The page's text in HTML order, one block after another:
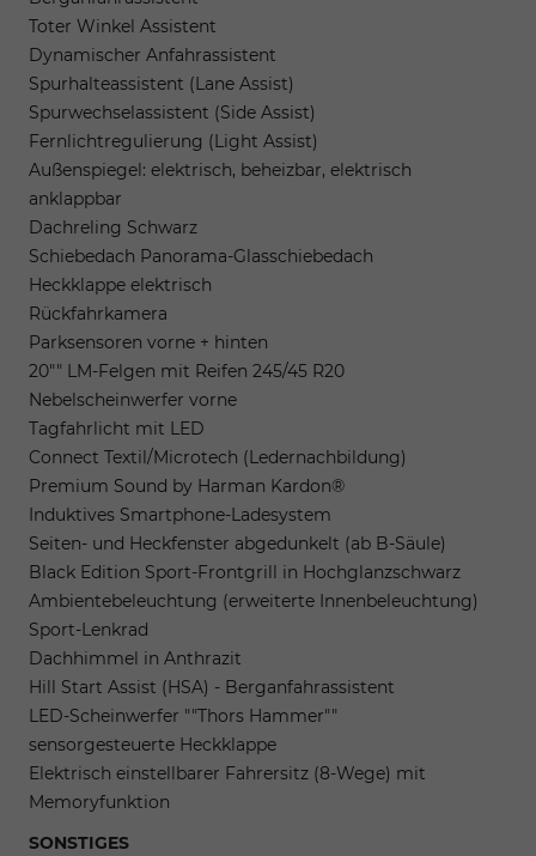
Toter Winkel Assistent
Dynamischer Anfahrassistent
Spurhalteassistent (Lane Assist)
Spurwechselassistent (Side Assist)
Fernlichtregulierung (Light Assist)
Außenspiegel: elektrisch, beheizbar, elektrisch
anklappbar
Dachreling Schwarz
Schiebedach Panorama-Glasschiebedach
Heckklappe elektrisch
Rückfahrkamera
Parksensoren vorne + hinten
20"" LM-Felgen mit Reifen 245/45 R20
Nebelscheinwerfer vorne
Tagfahrlicht mit LED
Connect Textil/Microtech (Ledernachbildung)
Premium Sound by Harman Kardon®
Induktives Smartphone-Ladesystem
Seiten- und Heckfenster abgedunkelt (ab B-Säule)
Black Edition Sport-Frontgrill in Hochglanzschwarz
Ambientebeleuchtung (erweiterte Innenbeleuchtung)
Sport-Lenkrad
Dachhimmel in Anthrazit
Hill Start Assist (HSA) - Berganfahrassistent
LED-Scheinwerfer ""Thors Hammer""
sensorgesteuerte Heckklappe
Elektrisch einstellbarer Fahrersitz (8-Wege) mit
Memoryfunktion
SONSTIGES